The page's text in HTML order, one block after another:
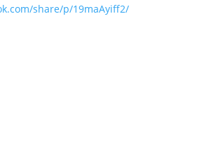
share/p/19maAyiff2/